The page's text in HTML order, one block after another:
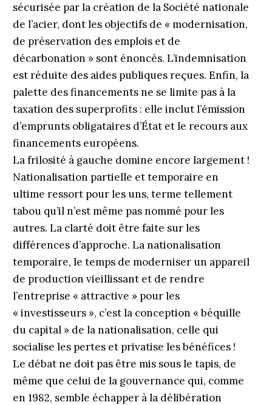
sécurisée par la création de la Société nationale
de l’acier, dont les objectifs de « modernisation,
de préservation des emplois et de
décarbonation » sont énoncés. L’indemnisation
est réduite des aides publiques reçues. Enfin, la
palette des financements ne se limite pas à la
taxation des superprofits : elle inclut l’émission
d’emprunts obligataires d’État et le recours aux
financements européens.
La frilosité à gauche domine encore largement !
Nationalisation partielle et temporaire en
ultime ressort pour les uns, terme tellement
tabou qu’il n’est même pas nommé pour les
autres. La clarté doit être faite sur les
différences d’approche. La nationalisation
temporaire, le temps de moderniser un appareil
de production vieillissant et de rendre
l’entreprise « attractive » pour les
« investisseurs », c’est la conception « béquille
du capital » de la nationalisation, celle qui
socialise les pertes et privatise les bénéfices !
Le débat ne doit pas être mis sous le tapis, de
même que celui de la gouvernance qui, comme
en 1982, semble échapper à la délibération